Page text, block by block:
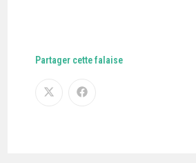
Partager cette falaise